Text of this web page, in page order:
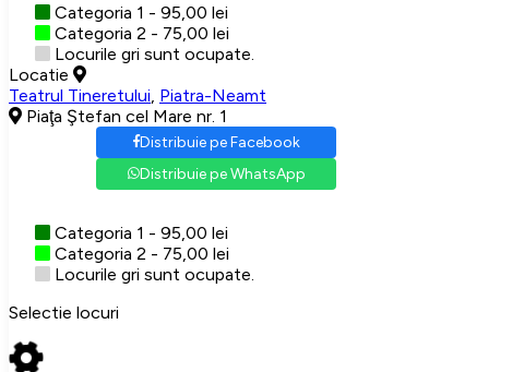
Categoria 1 - 95,00 lei
Categoria 2 - 75,00 lei
Locurile gri sunt ocupate.
Locatie
Teatrul Tineretului Piatra-Neamt
Piaţa Ştefan cel Mare nr. 1
Distribuie pe Facebook
Distribuie pe WhatsApp
Categoria 1 - 95,00 lei
Categoria 2 - 75,00 lei
Locurile gri sunt ocupate.
Selectie locuri